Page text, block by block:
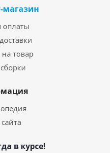
магазин
оплаты
на товар
в курсе!